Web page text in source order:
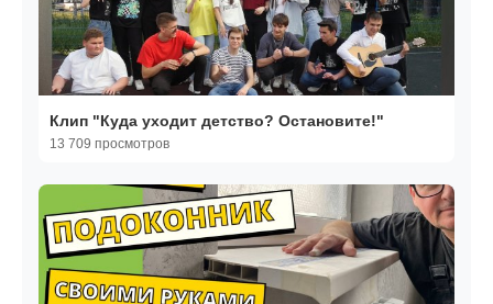
Клип "Куда уходит детство? Остановите!"
13 709 просмотров